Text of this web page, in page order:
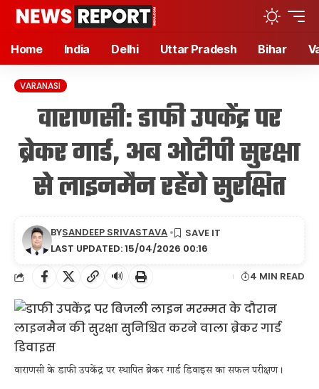
Home India Delhi Uttar Pradesh Bihar
VARANASI
वाराणसी: डाफी उपकेंद्र पर
ब्रेकर गार्ड, अब ओटीपी सुरक्षा
से लाइनमैन रहेंगे सुरक्षित
LAST UPDATED: 15/04/2026 00:16
BYSANDEEP SRIVASTAVA
🔊 4 MIN READ
वाराणसी के डाफी उपकेंद्र पर स्थापित ब्रेकर गार्ड डिवाइस का सफल परीक्षण।